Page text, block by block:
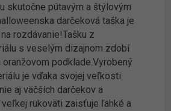
skutočne pútavým a štýlovým
darčeková taška je
rozdávanie!Tašku z
s veselým dizajnom zdobí
podklade.Vyrobený
je vďaka svojej veľkosti
aj väčších darčekov a
rukoväti zaisťuje ľahké a